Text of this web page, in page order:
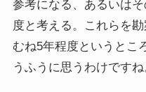
参考になる、あるいは
度と考える。これらを
むね5年程度というとこ
うふうに思うわけですね